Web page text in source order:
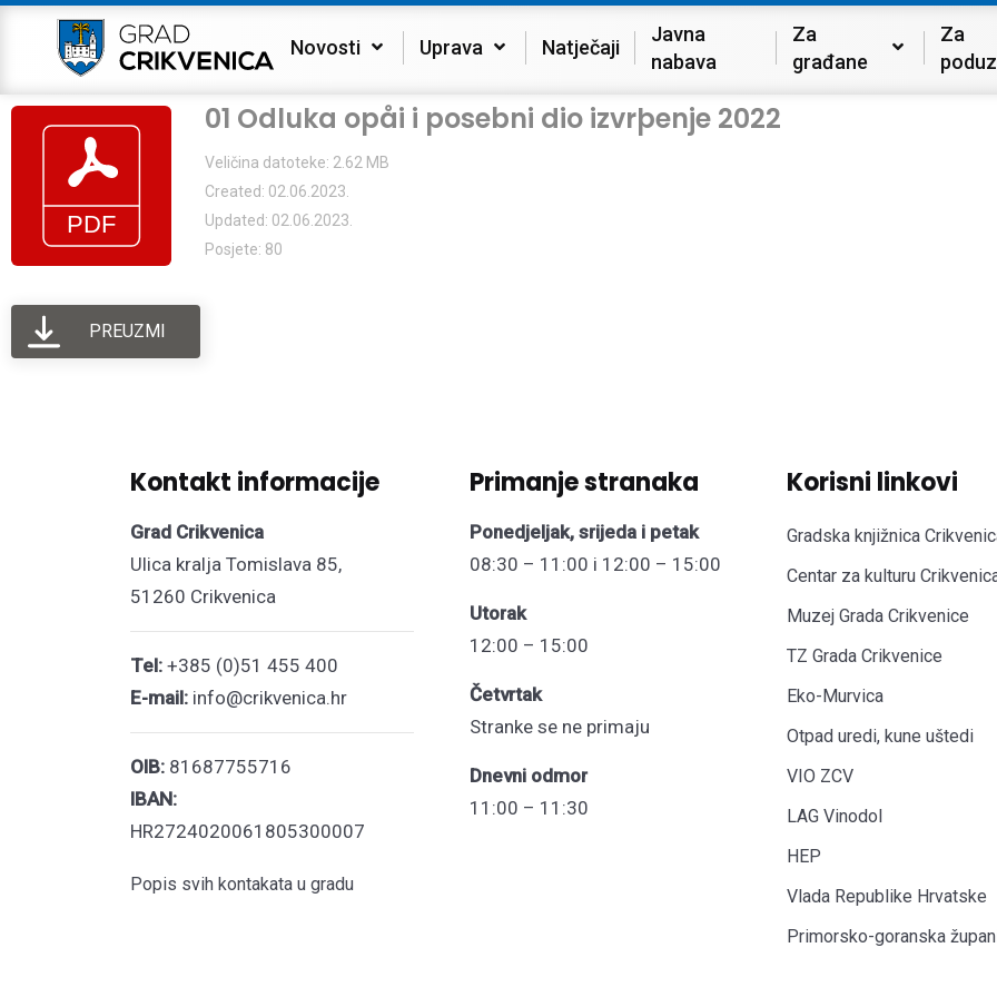
Novosti Uprava Natječaji
Javna
nabava
Za
građane
Za
01 Odluka opåi i posebni dio izvrþenje 2022
Veličina datoteke: 2.62 MB
Created: 02.06.2023.
Updated: 02.06.2023.
Posjete: 80
PREUZMI
Kontakt informacije
Grad Crikvenica
Ulica kralja Tomislava 85,
51260 Crikvenica
Tel: +385 (0)51 455 400
E-mail: info@crikvenica.hr
OIB: 81687755716
IBAN:
HR2724020061805300007
Popis svih kontakata u gradu
Primanje stranaka
Ponedjeljak, srijeda i petak
08:30 – 11:00 i 12:00 – 15:00
Utorak
12:00 – 15:00
Četvrtak
Stranke se ne primaju
Dnevni odmor
11:00 – 11:30
Korisni linkovi
Gradska knjižnica
Centar za kulturu
Muzej Grada Crikvenice
TZ Grada Crikvenice
Eko-Murvica
Otpad uredi, kune uštedi
VIO ZCV
LAG Vinodol
HEP
Vlada Republike Hrvatske
Primorsko-goranska